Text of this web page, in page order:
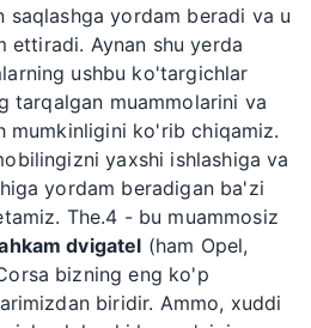
yordam beradi va u
ettiradi. Aynan shu yerda
ushbu ko'targichlar
tarqalgan muammolarini va
mumkinligini ko'rib chiqamiz.
yaxshi ishlashiga va
yordam beradigan ba'zi
The.4 - bu muammosiz
dvigatel (ham Opel,
bizning eng ko'p
biridir. Ammo, xuddi